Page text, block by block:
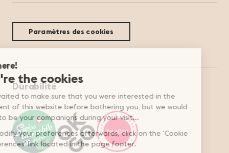
Paramètres des cookies
Durabilité